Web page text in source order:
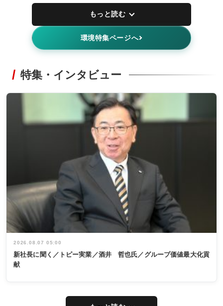
もっと読む
環境特集ページへ
特集・インタビュー
2026.08.07 05:00
新社長に聞く／トピー実業／酒井 哲也氏／グループ価値最大化貢
献